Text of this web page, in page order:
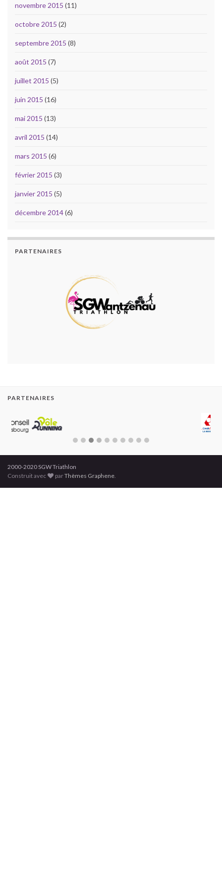
novembre 2015 (11)
octobre 2015 (2)
septembre 2015 (8)
août 2015 (7)
juillet 2015 (5)
juin 2015 (16)
mai 2015 (13)
avril 2015 (14)
mars 2015 (6)
février 2015 (3)
janvier 2015 (5)
décembre 2014(6)
PARTENAIRES
2000-2020 SGW Triathlon
Thèmes Graphene .